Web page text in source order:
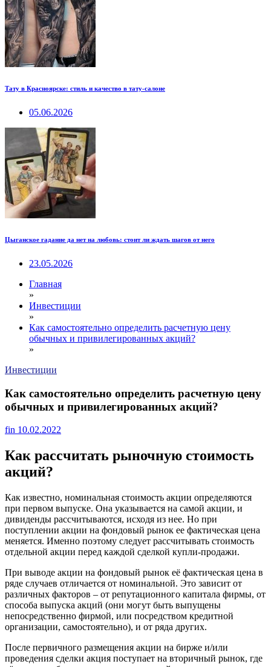
Тату в Красноярске: стиль и качество в тату-салоне
05.06.2026
Цыганское гадание да нет на любовь: стоит ли ждать шагов от него
23.05.2026
Главная
»
Инвестиции
»
Как самостоятельно определить расчетную цену
обычных и привилегированных акций?
»
Инвестиции
Как самостоятельно определить расчетную цену
обычных и привилегированных акций?
fin 10.02.2022
Как рассчитать рыночную стоимость
акций?
Как известно, номинальная стоимость акции определяются
при первом выпуске. Она указывается на самой акции, и
дивиденды рассчитываются, исходя из нее. Но при
поступлении акции на фондовый рынок ее фактическая цена
меняется. Именно поэтому следует рассчитывать стоимость
отдельной акции перед каждой сделкой купли-продажи.
При выводе акции на фондовый рынок её фактическая цена в
ряде случаев отличается от номинальной. Это зависит от
различных факторов – от репутационного капитала фирмы, от
способа выпуска акций (они могут быть выпущены
непосредственно фирмой, или посредством кредитной
организации, самостоятельно), и от ряда других.
После первичного размещения акции на бирже и/или
проведения сделки акция поступает на вторичный рынок, где